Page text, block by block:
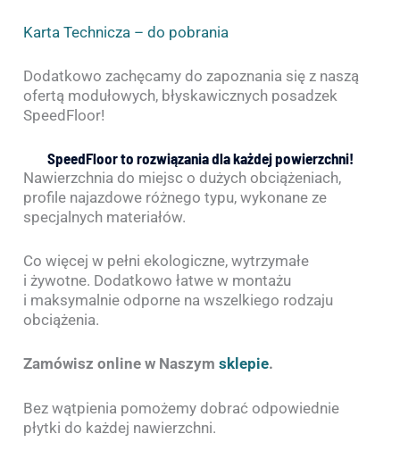
Karta Technicza – do pobrania
Dodatkowo zachęcamy do zapoznania się z naszą
ofertą modułowych, błyskawicznych posadzek
SpeedFloor!
SpeedFloor to rozwiązania dla każdej powierzchni!
Nawierzchnia do miejsc o dużych obciążeniach,
profile najazdowe różnego typu, wykonane ze
specjalnych materiałów.
Co więcej w pełni ekologiczne, wytrzymałe
i żywotne. Dodatkowo łatwe w montażu
i maksymalnie odporne na wszelkiego rodzaju
obciążenia.
Zamówisz online w Naszymsklepie.
Bez wątpienia pomożemy dobrać odpowiednie
płytki do każdej nawierzchni.